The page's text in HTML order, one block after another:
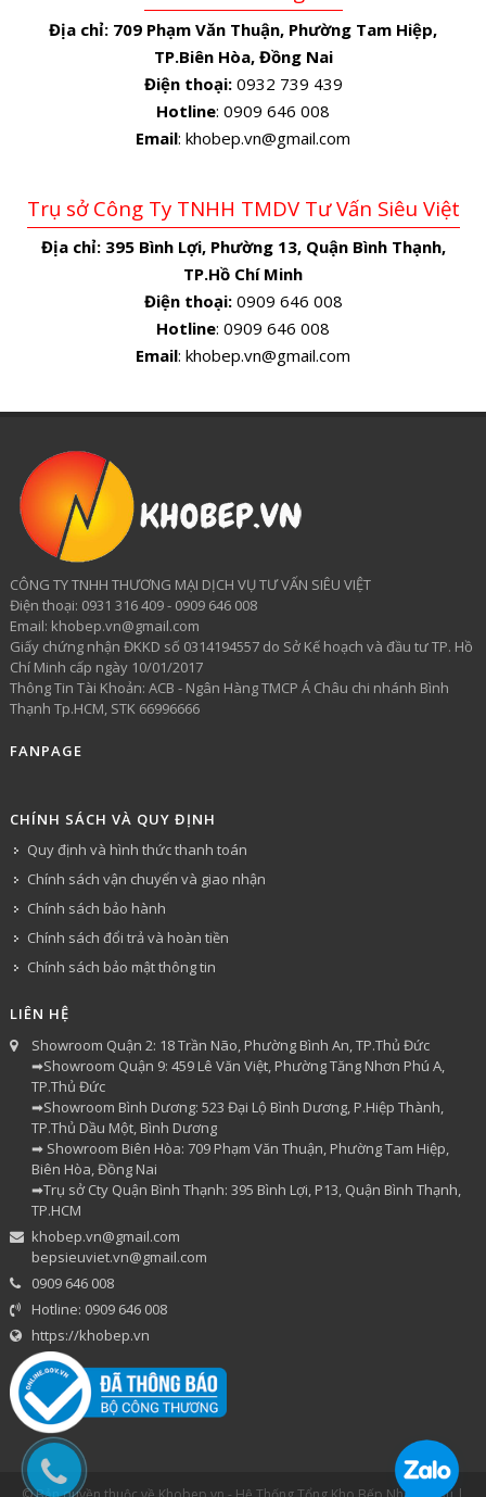
Địa chỉ: 709 Phạm Văn Thuận, Phường Tam Hiệp,
TP.Biên Hòa, Đồng Nai
Điện thoại:0932 739 439
Hotline: 0909 646 008
Email: khobep.vn@gmail.com
Trụ sở Công Ty TNHH TMDV Tư Vấn Siêu Việt
Địa chỉ: 395 Bình Lợi, Phường 13, Quận Bình Thạnh,
TP.Hồ Chí Minh
Điện thoại:0909 646 008
Hotline: 0909 646 008
Email: khobep.vn@gmail.com
CÔNG TY TNHH THƯƠNG MẠI DỊCH VỤ TƯ VẤN SIÊU VIỆT
​Điện thoại: 0931 316 409 - 0909 646 008
Email: khobep.vn@gmail.com
Giấy chứng nhận ĐKKD số 0314194557 do Sở Kế hoạch và đầu tư TP. Hồ
Chí Minh cấp ngày 10/01/2017
Thông Tin Tài Khoản: ACB - Ngân Hàng TMCP Á Châu chi nhánh Bình
Thạnh Tp.HCM, STK 66996666
FANPAGE
CHÍNH SÁCH VÀ QUY ĐỊNH
Quy định và hình thức thanh toán
Chính sách vận chuyển và giao nhận
Chính sách bảo hành
Chính sách đổi trả và hoàn tiền
Chính sách bảo mật thông tin
LIÊN HỆ
Showroom Quận 2: 18 Trần Não, Phường Bình An, TP.Thủ Đức
➡Showroom Quận 9: 459 Lê Văn Việt, Phường Tăng Nhơn Phú A,
TP.Thủ Đức
➡Showroom Bình Dương: 523 Đại Lộ Bình Dương, P.Hiệp Thành,
TP.Thủ Dầu Một, Bình Dương
➡ Showroom Biên Hòa: 709 Phạm Văn Thuận, Phường Tam Hiệp,
Biên Hòa, Đồng Nai
➡Trụ sở Cty Quận Bình Thạnh: 395 Bình Lợi, P13, Quận Bình Thạnh,
TP.HCM
khobep.vn@gmail.com
bepsieuviet.vn@gmail.com
0909 646 008
Hotline: 0909 646 008
https://khobep.vn